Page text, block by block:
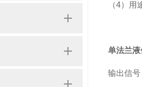
（4）
单法兰
输出信